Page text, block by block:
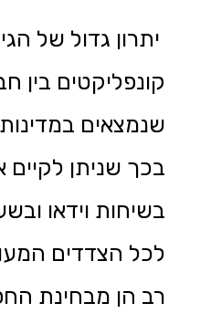
יתרון גדול של
קונפליקטים בין
שנמצאים
בכך שניתן לקיים
בשיחות וידאו
לכל הצדדים
רב הן מבחינת